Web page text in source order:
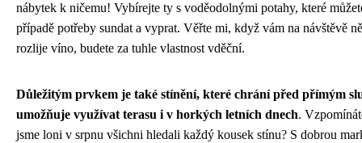
nábytek k ničemu! Vybírejte ty s voděodolnými potahy, které
případě potřeby sundat a vyprat. Věřte mi, když vám na návštěvě
rozlije víno, budete za tuhle vlastnost vděční.
Důležitým prvkem je také stínění, které chrání před přímým
umožňuje využívat terasu i v horkých letních dnech.
jsme loni v srpnu všichni hledali každý kousek stínu? S dobrou